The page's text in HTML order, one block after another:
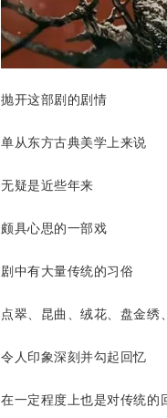
抛开这部剧的剧情
单从东方古典美学上来说
无疑是近些年来
颇具心思的一部戏
剧中有大量传统的习俗
点翠、昆曲、绒花、盘金
令人印象深刻并勾起回忆
在一定程度上也是对传统的